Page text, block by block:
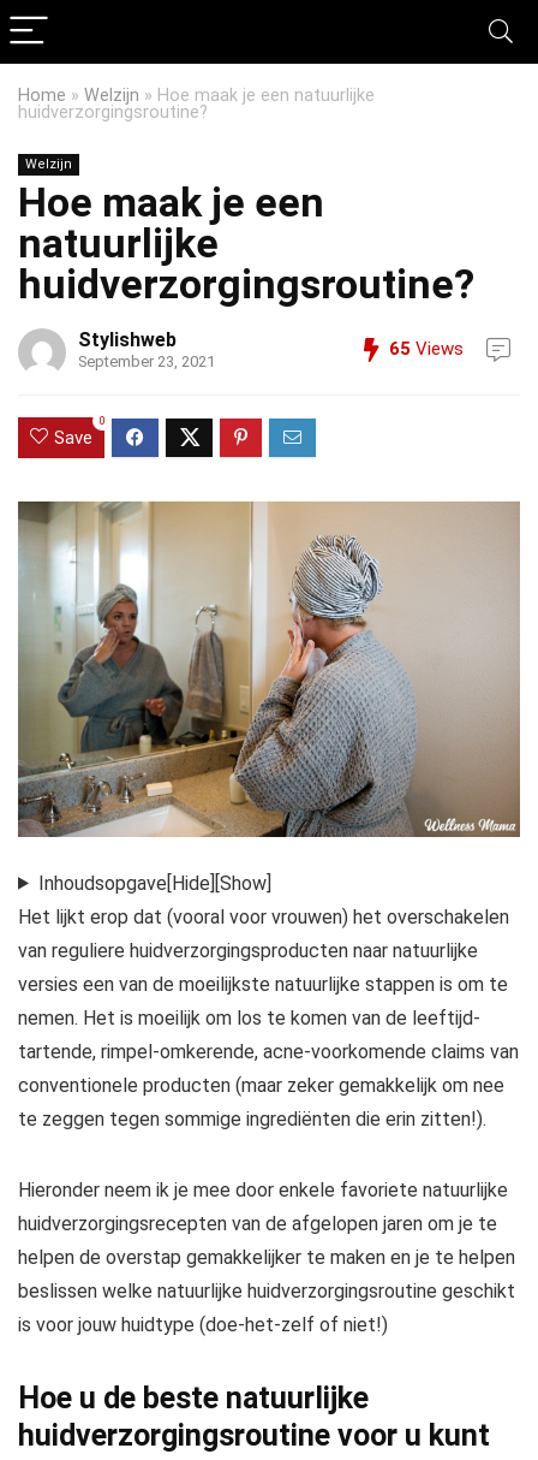
Home » Welzijn » Hoe maak je een natuurlijke
huidverzorgingsroutine?
Welzijn
Hoe maak je een
natuurlijke
huidverzorgingsroutine?
Stylishweb
September 23, 2021
65 Views
Save
0
Inhoudsopgave[Hide] [Show]
Het lijkt erop dat (vooral voor vrouwen) het overschakelen
van reguliere huidverzorgingsproducten naar natuurlijke
versies een van de moeilijkste natuurlijke stappen is om te
nemen. Het is moeilijk om los te komen van de leeftijd-
tartende, rimpel-omkerende, acne-voorkomende claims van
conventionele producten (maar zeker gemakkelijk om nee
te zeggen tegen sommige ingrediënten die erin zitten!).
Hieronder neem ik je mee door enkele favoriete natuurlijke
huidverzorgingsrecepten van de afgelopen jaren om je te
helpen de overstap gemakkelijker te maken en je te helpen
beslissen welke natuurlijke huidverzorgingsroutine geschikt
is voor jouw huidtype (doe-het-zelf of niet!)
Hoe u de beste natuurlijke
huidverzorgingsroutine voor u kunt